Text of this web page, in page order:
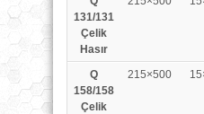
131/131
Çelik
Hasır
Q
158/158
Çelik
215×500